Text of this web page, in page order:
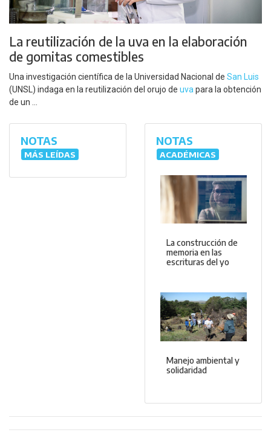
La reutilización de la uva en la elaboración
de gomitas comestibles
Una investigación científica de la Universidad Nacional de San Luis
(UNSL) indaga en la reutilización del orujo de uva para la obtención
de un ...
NOTAS
MÁS LEÍDAS
NOTAS
ACADÉMICAS
La construcción de
memoria en las
escrituras del yo
Manejo ambiental y
solidaridad